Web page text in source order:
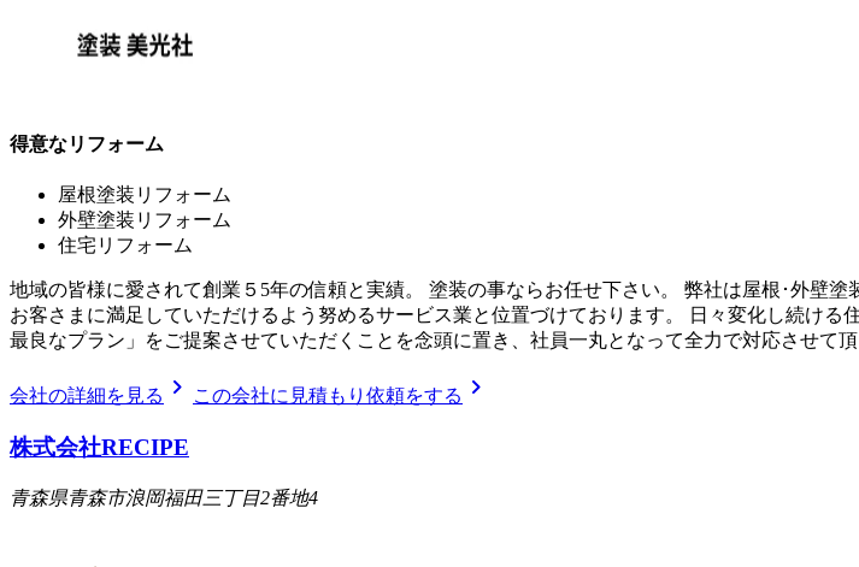
得意なリフォーム
屋根塗装リフォーム
外壁塗装リフォーム
住宅リフォーム
地域の皆様に愛されて創業５5年の信頼と実績。 塗装の事ならお任せ下さい。 弊社は屋根･外壁
お客さまに満足していただけるよう努めるサービス業と位置づけております。 日々変化し続け
最良なプラン」をご提案させていただくことを念頭に置き、社員一丸となって全力で対応させて
会社の詳細を見る chevron_right この会社に見積もり依頼をする chevron_right
株式会社RECIPE
青森県青森市浪岡福田三丁目2番地4